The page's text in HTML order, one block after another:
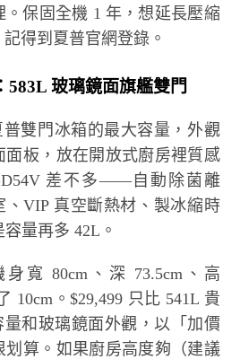
保固全機 1 年，想延長壓縮
得到夏普官網登錄。
583L 玻璃鏡面旗艦雙門
普雙門冰箱的最大容量，外觀
面板，放在開放式廚房裡質感
差不多——自動除菌離
VIP 真空斷熱材、製冰縮時
量再多 42L。
寬 80cm、深 73.5cm、高
10cm。$29,499 只比 541L 貴
量和玻璃鏡面外觀，以「加價
划算。如果廚房高度夠（建議